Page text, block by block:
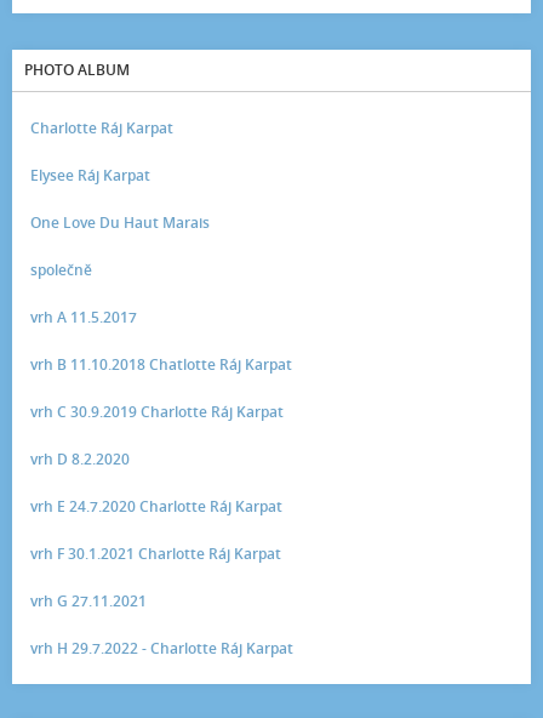
PHOTO ALBUM
Charlotte Ráj Karpat
Elysee Ráj Karpat
One Love Du Haut Marais
společně
vrh A 11.5.2017
vrh B 11.10.2018 Chatlotte Ráj Karpat
vrh C 30.9.2019 Charlotte Ráj Karpat
vrh D 8.2.2020
vrh E 24.7.2020 Charlotte Ráj Karpat
vrh F 30.1.2021 Charlotte Ráj Karpat
vrh G 27.11.2021
vrh H 29.7.2022 - Charlotte Ráj Karpat